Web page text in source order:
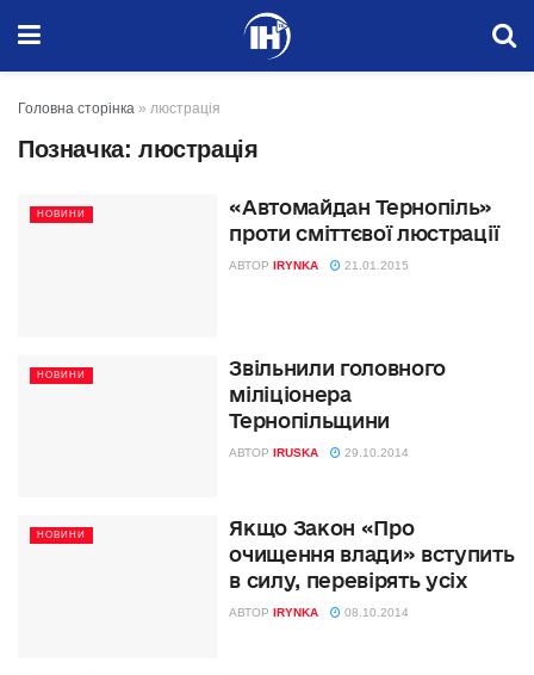
Головна сторінка » люстрація
Позначка: люстрація
НОВИНИ
«Автомайдан Тернопіль»
проти сміттєвої люстрації
АВТОР IRYNKA 21.01.2015
НОВИНИ
Звільнили головного
міліціонера
Тернопільщини
АВТОР IRUSKA 29.10.2014
НОВИНИ
Якщо Закон «Про
очищення влади» вступить
в силу, перевірять усіх
АВТОР IRYNKA 08.10.2014